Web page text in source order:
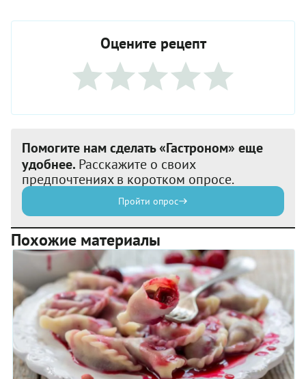
Оцените рецепт
Помогите нам сделать «Гастроном» еще
удобнее. Расскажите о своих
предпочтениях в коротком опросе.
Пройти опрос
Похожие материалы